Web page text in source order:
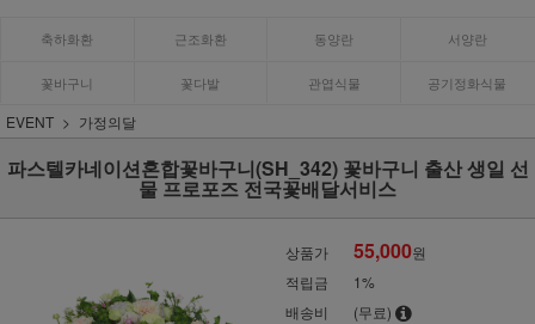
축하화환 근조화환 동양란 서양란
꽃바구니 꽃다발 관엽식물 공기정화식물
EVENT 가정의달
파스텔카네이션혼합꽃바구니(SH_342) 꽃바구니 출산 생일 선
물 프로포즈 전국꽃배달서비스
상품가 55,000원
적립금
1%
배송비
(무료)